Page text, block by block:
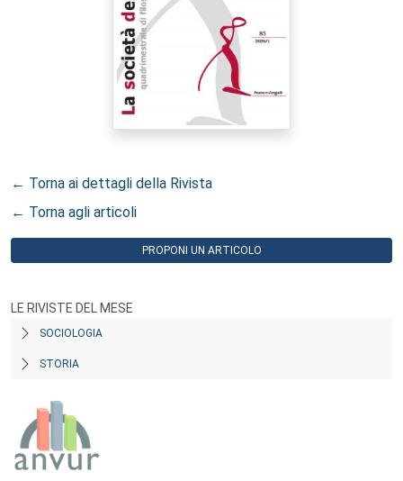
← Torna ai dettagli della Rivista
← Torna agli articoli
PROPONI UN ARTICOLO
LE RIVISTE DEL MESE
SOCIOLOGIA
STORIA